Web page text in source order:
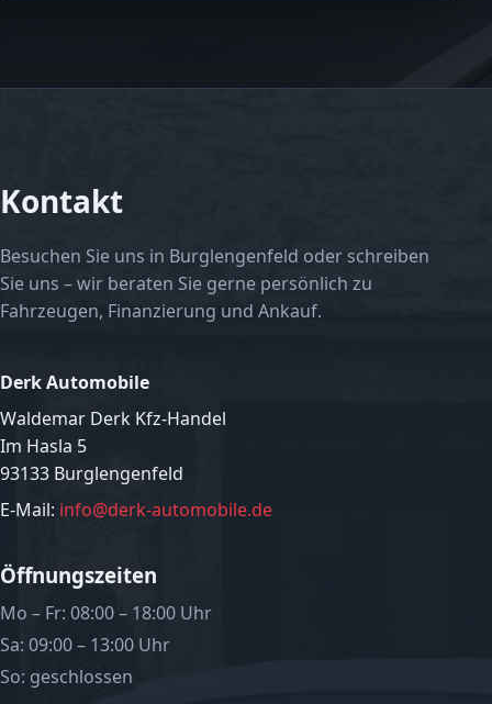
Kontakt
Besuchen Sie uns in Burglengenfeld oder schreiben
Sie uns – wir beraten Sie gerne persönlich zu
Fahrzeugen, Finanzierung und Ankauf.
Derk Automobile
Waldemar Derk Kfz-Handel
Im Hasla 5
93133 Burglengenfeld
E-Mail: info@derk-automobile.de
Öffnungszeiten
Mo – Fr: 08:00 – 18:00 Uhr
Sa: 09:00 – 13:00 Uhr
So: geschlossen